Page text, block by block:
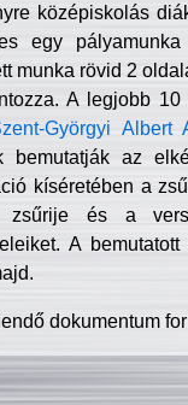
középiskolás
egy
munka rövid 2
A legjobb
Györgyi Albert
bemutatják az
kíséretében a
zsűrije és a
A
dokumentum